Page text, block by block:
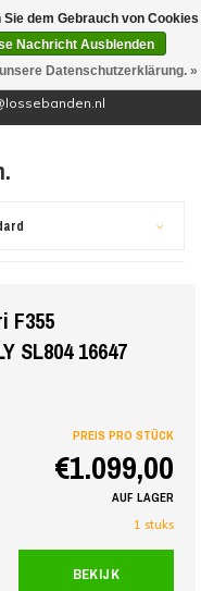
(0)
F355
SL804 16647
PREIS PRO STÜCK
€1.099,00
AUF LAGER
1 stuks
BEKIJK
dem Gebrauch von Cookies
Nachricht Ausblenden
Datenschutzerklärung. »